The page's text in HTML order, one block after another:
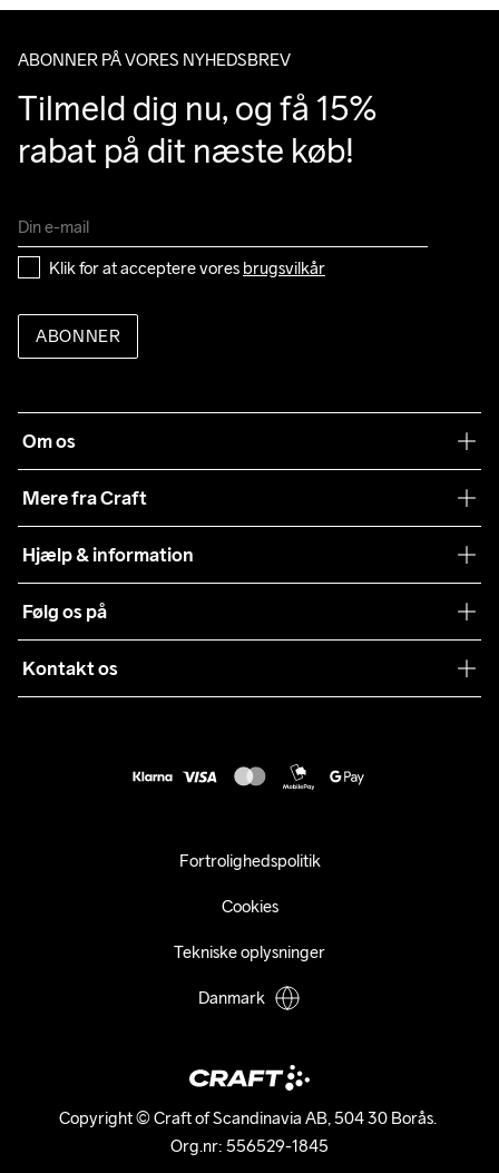
ABONNER PÅ VORES NYHEDSBREV
Tilmeld dig nu, og få 15%
rabat på dit næste køb!
Klik for at acceptere vores brugsvilkår
ABONNER
Om os
Mere fra Craft
Samarbejder
Presse
Sustainability
Hjælp & information
Levering
Kundeservice
Følg os på
Kontakt os
Copyright © Craft of Scandinavia AB, 504 30 Borås.
Org.nr: 556529-1845
Fortrolighedspolitik
Cookies
Tekniske oplysninger
Danmark